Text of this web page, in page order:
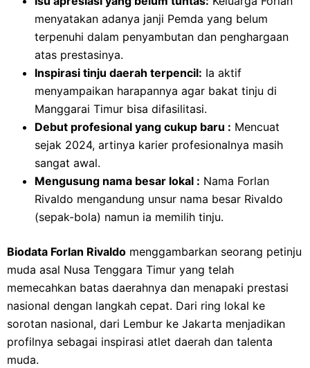
menyatakan adanya janji Pemda yang belum
terpenuhi dalam penyambutan dan penghargaan
atas prestasinya.
Inspirasi tinju daerah terpencil: Ia aktif
menyampaikan harapannya agar bakat tinju di
Manggarai Timur bisa difasilitasi.
Debut profesional yang cukup baru : Mencuat
sejak 2024, artinya karier profesionalnya masih
sangat awal.
Mengusung nama besar lokal : Nama Forlan
Rivaldo mengandung unsur nama besar Rivaldo
(sepak-bola) namun ia memilih tinju.
Biodata Forlan Rivaldo menggambarkan seorang petinju
muda asal Nusa Tenggara Timur yang telah
memecahkan batas daerahnya dan menapaki prestasi
nasional dengan langkah cepat. Dari ring lokal ke
sorotan nasional, dari Lembur ke Jakarta menjadikan
profilnya sebagai inspirasi atlet daerah dan talenta
muda.